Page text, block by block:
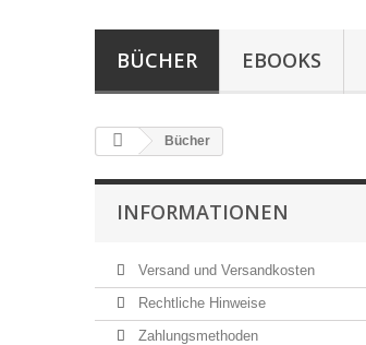
BÜCHER EBOOKS
Bücher
INFORMATIONEN
Versand und Versandkosten
Rechtliche Hinweise
Zahlungsmethoden